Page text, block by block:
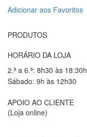
Adicionar aos Favoritos
PRODUTOS
HORÁRIO DA LOJA
2.ª a 6.ª: 8h30 às 18:30h
Sábado: 9h às 12h30
APOIO AO CLIENTE
(Loja online)